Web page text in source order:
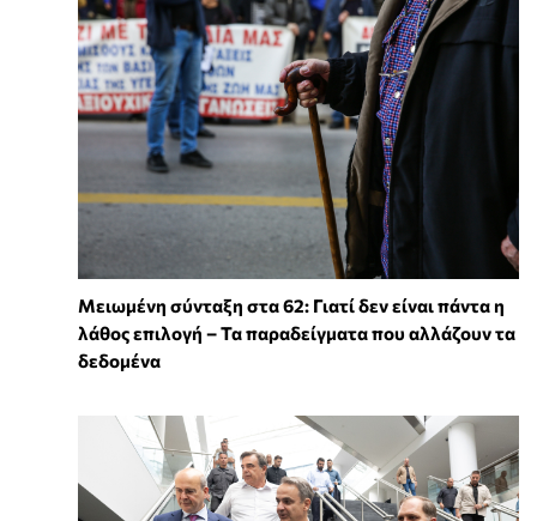
Μειωμένη σύνταξη στα 62: Γιατί δεν είναι πάντα η
λάθος επιλογή – Τα παραδείγματα που αλλάζουν τα
δεδομένα